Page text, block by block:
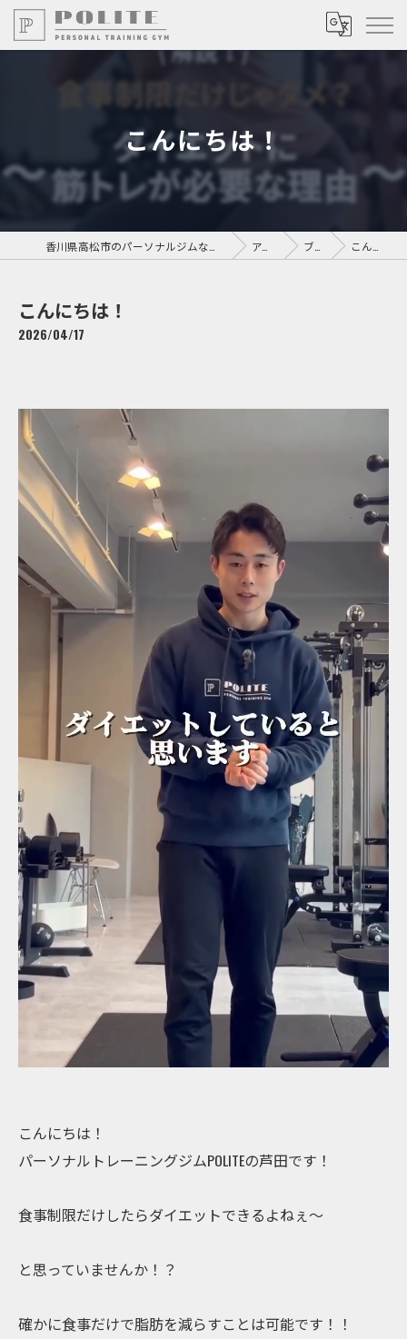
こんにちは！
アクセス ブログ こんにちは！
こんにちは！
2026/04/17
こんにちは！
パーソナルトレーニングジムPOLITEの芦田です！
食事制限だけしたらダイエットできるよねぇ〜
と思っていませんか！？
確かに食事だけで脂肪を減らすことは可能です！！